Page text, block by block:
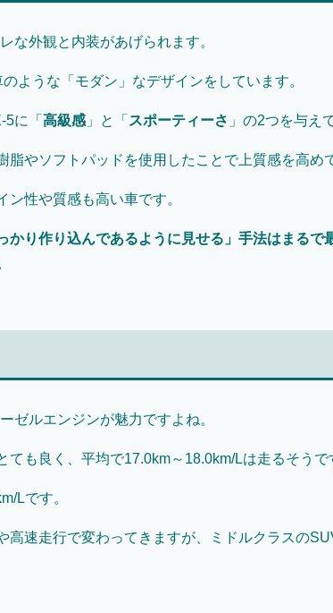
な外観と内装があげられます。
ような「モダン」なデザインをしています。
に「 高級感 」と「 スポーティーさ 」の2つを与え
脂やソフトパッドを使用したことで上質感を高め
性や質感も高い車です。
かり作り込んであるように見せる」手法はまるで
ゼルエンジンが魅力ですよね。
も良く、平均で17.0km～18.0km/Lは走るそうで
Lです。
高速走行で変わってきますが、ミドルクラスの